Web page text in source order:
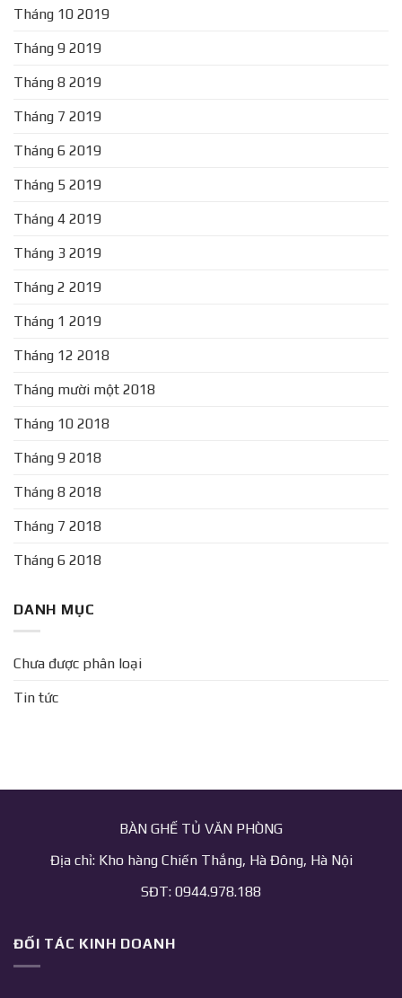
Tháng 10 2019
Tháng 9 2019
Tháng 8 2019
Tháng 7 2019
Tháng 6 2019
Tháng 5 2019
Tháng 4 2019
Tháng 3 2019
Tháng 2 2019
Tháng 1 2019
Tháng 12 2018
Tháng mười một 2018
Tháng 10 2018
Tháng 9 2018
Tháng 8 2018
Tháng 7 2018
Tháng 6 2018
DANH MỤC
Chưa được phân loại
Tin tức
BÀN GHẾ TỦ VĂN PHÒNG
Địa chỉ: Kho hàng Chiến Thắng, Hà Đông, Hà Nội
SĐT: 0944.978.188
ĐỐI TÁC KINH DOANH